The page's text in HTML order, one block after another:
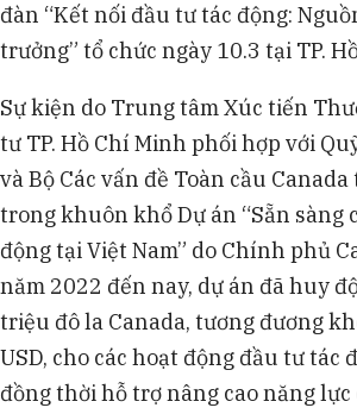
đàn “Kết nối đầu tư tác động:
trưởng” tổ chức ngày 10.3 tại TP.
Sự kiện do Trung tâm Xúc tiến
tư TP. Hồ Chí Minh phối hợp với
và Bộ Các vấn đề Toàn cầu
trong khuôn khổ Dự án “Sẵn sàng
động tại Việt Nam” do Chính phủ
năm 2022 đến nay, dự án đã huy
triệu đô la Canada, tương đương
USD, cho các hoạt động đầu tư tác
đồng thời hỗ trợ nâng cao năng lực